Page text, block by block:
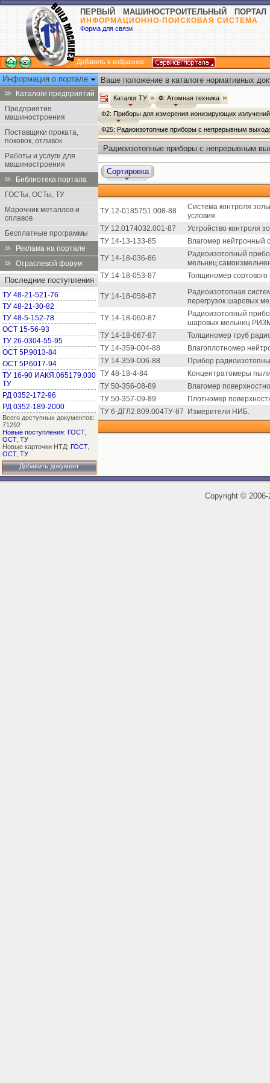
ПЕРВЫЙ МАШИНОСТРОИТЕЛЬНЫЙ ПОРТАЛ
ИНФОРМАЦИОННО-ПОИСКОВАЯ СИСТЕМА
Форма для связи
Добавить в избранное
Информация о портале
Каталоги предприятий
Предприятия
машиностроения
Поставщики проката,
поковок, отливок
Работы и услуги для
машиностроения
Библиотека портала
ГОСТы, ОСТы, ТУ
Марочник металлов и
сплавов
Бесплатные программы
Реклама на портале
Отраслевой форум
Последние поступления
ТУ 48-21-521-76
ТУ 48-21-30-82
ТУ 48-5-152-78
ОСТ 15-56-93
ТУ 26-0304-55-95
ОСТ 5Р.9013-84
ОСТ 5Р.6017-94
ТУ 16-90 ИАКЯ.065179.030
ТУ
РД 0352-172-96
РД 0352-189-2000
Всего доступных документов:
71292
Новые поступления: ГОСТ,
ОСТ, ТУ
Новые карточки НТД: ГОСТ,
ОСТ, ТУ
Добавить документ
Ваше положение в каталоге нормативных
Каталог ТУ Ф: Атомная техника
Ф2: Приборы для измерения ионизирующих
Ф25: Радиоизотопные приборы с непрерывным
Радиоизотопные приборы с непрерывным
Сортировка
ТУ 12-0185751.008-88
Система контроля
условия.
ТУ 12.0174032.001-87
Устройство контроля
ТУ 14-13-133-85
Влагомер нейтронный
ТУ 14-18-036-86
Радиоизотопный
мельниц
ТУ 14-18-053-87
Толщиномер
ТУ 14-18-058-87
Радиоизотопная
перегрузок шаровых
ТУ 14-18-060-87
Радиоизотопный
шаровых мельниц
ТУ 14-18-067-87
Толщиномер труб
ТУ 14-359-004-88
Влагоплотномер
ТУ 14-359-006-88
Прибор
ТУ 48-18-4-84
Концентратомеры
ТУ 50-356-08-89
Влагомер
ТУ 50-357-09-89
Плотномер
ТУ 6-ДГЛ2.809.004ТУ-87
Измерители НИБ.
Copyright ©